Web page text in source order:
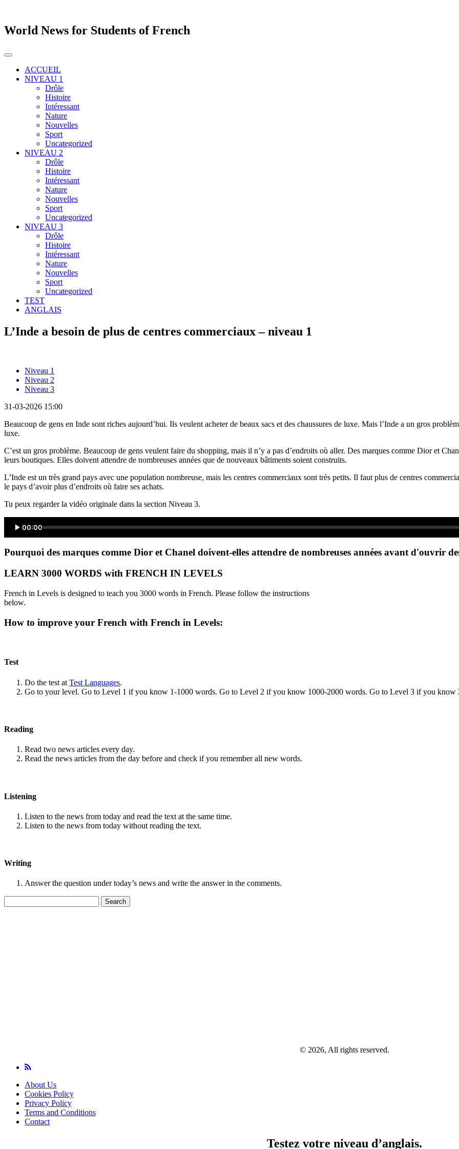
World News for Students of French
Toggle
navigationACCUEIL
NIVEAU 1
Drôle
Histoire
Intéressant
Nature
Nouvelles
Sport
Uncategorized
NIVEAU 2
Drôle
Histoire
Intéressant
Nature
Nouvelles
Sport
Uncategorized
NIVEAU 3
Drôle
Histoire
Intéressant
Nature
Nouvelles
Sport
Uncategorized
TEST
ANGLAIS
L’Inde a besoin de plus de centres commerciaux – niveau 1
Niveau 1
Niveau 2
Niveau 3
31-03-2026 15:00
Beaucoup de gens en Inde sont riches aujourd’hui. Ils veulent acheter de beaux sacs et des chaussures de luxe. Mais l’Inde a un gros
luxe.
C’est un gros problème. Beaucoup de gens veulent faire du shopping, mais il n’y a pas d’endroits où aller. Des marques comme Dior et
leurs boutiques. Elles doivent attendre de nombreuses années que de nouveaux bâtiments soient construits.
L’Inde est un très grand pays avec une population nombreuse, mais les centres commerciaux sont très petits. Il faut plus de centres
le pays d’avoir plus d’endroits où faire ses achats.
Tu peux regarder la vidéo originale dans la section Niveau 3.
00:00
Pourquoi des marques comme Dior et Chanel doivent-elles attendre de nombreuses années avant d'ouvrir
LEARN 3000 WORDS with FRENCH IN LEVELS
French in Levels is designed to teach you 3000 words in French. Please follow the instructions
below.
How to improve your French with French in Levels:
Test
Do the test at Test Languages.
Go to your level. Go to Level 1 if you know 1-1000 words. Go to Level 2 if you know 1000-2000 words. Go to Level 3 if you know
Reading
Read two news articles every day.
Read the news articles from the day before and check if you remember all new words.
Listening
Listen to the news from today and read the text at the same time.
Listen to the news from today without reading the text.
Writing
Answer the question under today’s news and write the answer in the comments.
for:
© 2026, All rights reserved.
About Us
Cookies Policy
Privacy Policy
Terms and Conditions
Contact
Testez votre niveau d’anglais.